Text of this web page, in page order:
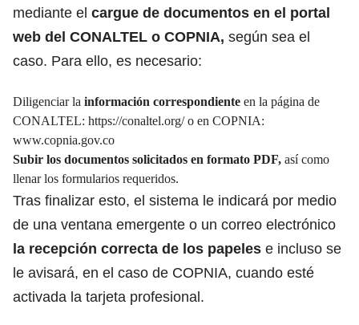
mediante el cargue de documentos en el portal
web del CONALTEL o COPNIA, según sea el
caso. Para ello, es necesario:
Diligenciar la información correspondiente en la página de
CONALTEL: https://conaltel.org/o en COPNIA:
www.copnia.gov.co
Subir los documentos solicitados en formato PDF, así como
llenar los formularios requeridos.
Tras finalizar esto, el sistema le indicará por medio
de una ventana emergente o un correo electrónico
la recepción correcta de los papeles e incluso se
le avisará, en el caso de COPNIA, cuando esté
activada la tarjeta profesional.